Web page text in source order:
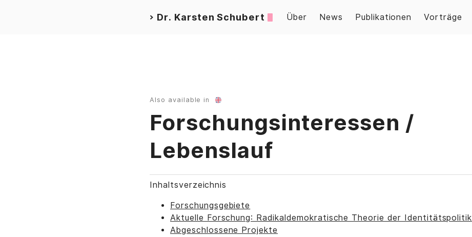
> Dr. Karsten Schubert Über News Publikationen Vorträge
Also available in
Forschungsinteressen /
Lebenslauf
Inhaltsverzeichnis
Forschungsgebiete
Aktuelle Forschung: Radikaldemokratische Theorie der Identitätspolitik
Abgeschlossene Projekte